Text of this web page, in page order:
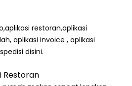
restoran,aplikasi
aplikasi invoice , aplikasi
disini.
Restoran